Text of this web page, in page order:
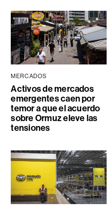
MERCADOS
Activos de mercados
emergentes caen por
temor a que el acuerdo
sobre Ormuz eleve las
tensiones